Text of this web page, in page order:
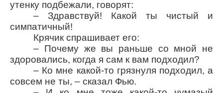
утенку подбежали, говорят:
– Здравствуй! Какой ты чистый и
симпатичный!
Крячик спрашивает его:
– Почему же вы раньше со мной не
здоровались, когда я сам к вам подходил?
– Ко мне какой-то грязнуля подходил, а
совсем не ты, – сказал Фью.